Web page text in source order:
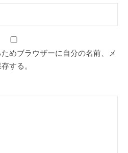
めブラウザーに自分の名前、メ
する。